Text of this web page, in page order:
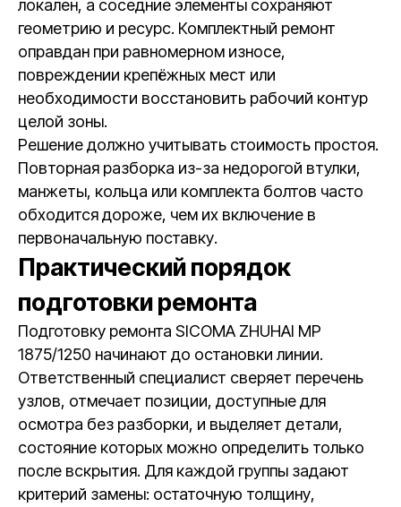
локален, а соседние элементы сохраняют
геометрию и ресурс. Комплектный ремонт
оправдан при равномерном износе,
повреждении крепёжных мест или
необходимости восстановить рабочий контур
целой зоны.
Решение должно учитывать стоимость простоя.
Повторная разборка из-за недорогой втулки,
манжеты, кольца или комплекта болтов часто
обходится дороже, чем их включение в
первоначальную поставку.
Практический порядок
подготовки ремонта
Подготовку ремонта SICOMA ZHUHAI MP
1875/1250 начинают до остановки линии.
Ответственный специалист сверяет перечень
узлов, отмечает позиции, доступные для
осмотра без разборки, и выделяет детали,
состояние которых можно определить только
после вскрытия. Для каждой группы задают
критерий замены: остаточную толщину,